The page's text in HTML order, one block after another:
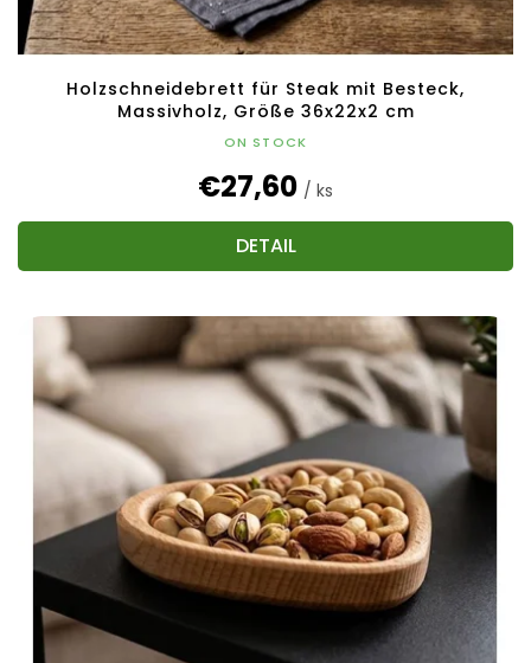
Holzschneidebrett für Steak mit Besteck,
Massivholz, Größe 36x22x2 cm
ON STOCK
€27,60 / ks
DETAIL